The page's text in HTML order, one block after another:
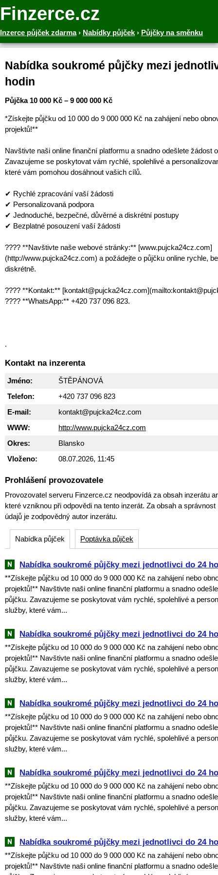
Finzerce.cz
Inzerce půjček zdarma› Nabídky půjček › Půjčky na směnku
Nabídka soukromé půjčky mezi
hodin
Půjčka 10 000 Kč – 9 000 000 Kč
*Získejte půjčku od 10 000 do 9 000 000 Kč na zahájení nebo
projektů!**
Navštivte naši online finanční platformu a snadno odešlete žádost
Zavazujeme se poskytovat vám rychlé, spolehlivé a
které vám pomohou dosáhnout vašich cílů.
✔ Rychlé zpracování vaší žádosti
✔ Personalizovaná podpora
✔ Jednoduché, bezpečné, důvěrné a diskrétní postupy
✔ Bezplatné posouzení vaší žádosti
???? **Navštivte naše webové stránky:** [www.pujcka24cz.com]
(http://www.pujcka24cz.com) a požádejte o půjčku online rychle,
diskrétně.
???? **Kontakt:**
???? **WhatsApp:** +420 737 096 823.
.
Kontakt na inzerenta
Jméno:
ŠTĚPÁNOVÁ
Telefon:
+420 737 096 823
E-mail:
kontakt@pujcka24cz.com
WWW:
http://www.pujcka24cz.com
Okres:
Blansko
Vloženo:
08.07.2026, 11:45
Prohlášení provozovatele
Provozovatel serveru Finzerce.cz neodpovídá za obsah inzerátu
které vzniknou při odpovědi na tento inzerát. Za obsah a
údajů je zodpovědný autor inzerátu.
Nabídka půjček Poptávka půjček
Nabídka soukromé půjčky mezi jednotlivci do 24
**Získejte půjčku od 10 000 do 9 000 000 Kč na zahájení nebo
projektů!** Navštivte naši online finanční platformu a snadno
půjčku. Zavazujeme se poskytovat vám rychlé, spolehlivé a
služby, které vám...
Nabídka soukromé půjčky mezi jednotlivci do 24
**Získejte půjčku od 10 000 do 9 000 000 Kč na zahájení nebo
projektů!** Navštivte naši online finanční platformu a snadno
půjčku. Zavazujeme se poskytovat vám rychlé, spolehlivé a
služby, které vám...
Nabídka soukromé půjčky mezi jednotlivci do 24
**Získejte půjčku od 10 000 do 9 000 000 Kč na zahájení nebo
projektů!** Navštivte naši online finanční platformu a snadno
půjčku. Zavazujeme se poskytovat vám rychlé, spolehlivé a
služby, které vám...
Nabídka soukromé půjčky mezi jednotlivci do 24
**Získejte půjčku od 10 000 do 9 000 000 Kč na zahájení nebo
projektů!** Navštivte naši online finanční platformu a snadno
půjčku. Zavazujeme se poskytovat vám rychlé, spolehlivé a
služby, které vám...
Nabídka soukromé půjčky mezi jednotlivci do 24
**Získejte půjčku od 10 000 do 9 000 000 Kč na zahájení nebo
projektů!** Navštivte naši online finanční platformu a snadno